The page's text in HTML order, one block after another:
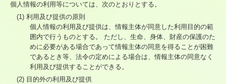
個人情報の利用等については、次のとおりとする。
(1) 利用及び提供の原則
個人情報の利用及び提供は、情報主体が同意した利用目的の範
囲内で行うものとする。 ただし、生命、身体、財産の保護のた
めに必要がある場合であって情報主体の同意を得ることが困難
であるとき等、法令の定めによる場合は、情報主体の同意なく
利用及び提供することができる。
(2) 目的外の利用及び提供